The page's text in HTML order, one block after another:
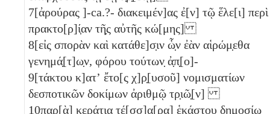
7[ἀρούρας ]-ca.?- διακειμέν]ας ἐ[ν] τῷ ἕλε[ι] περὶ
πρακτο[ρ]ί̣αν τῆ̣ς αὐτῆς κώ[μης]
8[εἰς σπορὰν καὶ κατάθε]σ̣ιν ὧ̣ν ἐὰν αἱρώμ̣εθα
γενημά̣[τ]ω̣ν, φόρου τούτων̣ ἀ̣π̣[ο]-
9[τάκτου κ]ατʼ ἔτο[ς χ]ρ̣[υσοῦ] νομισματίων
δεσποτικῶν δοκίμων ἀριθμῷ τρ̣ιῶ̣[ν]
10παρ̣[ὰ] κ̣εράτια τέ[σσ]α̣[ρα] ἑκάστου δημοσίῳ